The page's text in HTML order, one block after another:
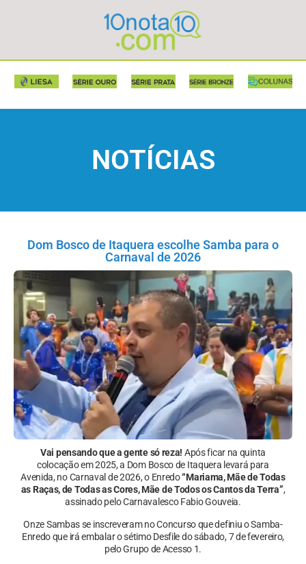
NOTÍCIAS
Dom Bosco de Itaquera escolhe Samba para o
Carnaval de 2026
Vai pensando que a gente só reza! Após ficar na quinta
colocação em 2025, a Dom Bosco de Itaquera levará para
Avenida, no Carnaval de 2026, o Enredo“Mariama, Mãe de Todas
as Raças, de Todas as Cores, Mãe de Todos os Cantos da Terra”,
assinado pelo Carnavalesco Fabio Gouveia.
Onze Sambas se inscreveram no Concurso que definiu o Samba-
Enredo que irá embalar o sétimo Desfile do sábado, 7 de fevereiro,
pelo Grupo de Acesso 1.